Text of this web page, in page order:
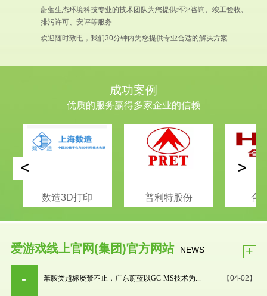
蔚蓝生态环境科技专业的技术团队为您提供环评咨询、竣工验收、
排污许可、安评等服务
欢迎随时致电，我们30分钟内为您提供专业合适的解决方案
成功案例
优质的服务赢得多家企业的信赖
数造3D打印 普利特股份 合
< >
爱游戏线上官网(集团)官方网站 NEWS +
【04-02】
苯胺类超标屡禁不止，广东蔚蓝以GC-MS技术为...